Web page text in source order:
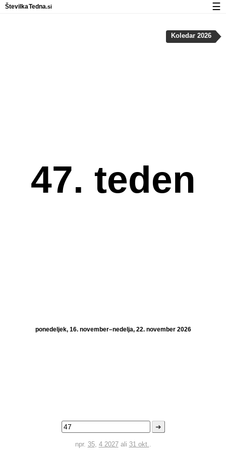
47. teden
ponedeljek, 16. november–nedelja, 22. november 2026
➜
npr. 35, 4 2027ali 31 okt..
Koledar 2026
ŠtevilkaTedna.si ☰